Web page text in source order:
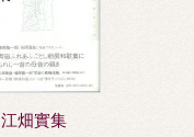
江畑實集